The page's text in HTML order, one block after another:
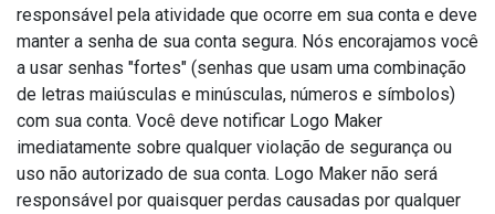
responsável pela atividade que ocorre em sua conta e deve
manter a senha de sua conta segura. Nós encorajamos você
a usar senhas "fortes" (senhas que usam uma combinação
de letras maiúsculas e minúsculas, números e símbolos)
com sua conta. Você deve notificar Logo Maker
imediatamente sobre qualquer violação de segurança ou
uso não autorizado de sua conta. Logo Maker não será
responsável por quaisquer perdas causadas por qualquer